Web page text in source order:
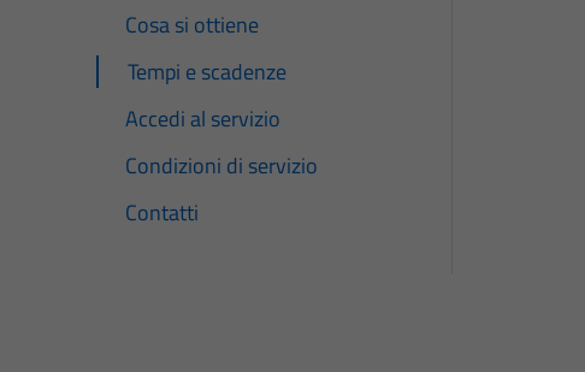
Cosa si ottiene
Tempi e scadenze
Accedi al servizio
Condizioni di servizio
Contatti